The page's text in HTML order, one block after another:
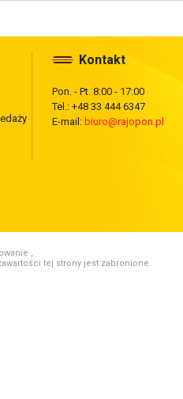
Kontakt
Pon. - Pt. 8:00 - 17:00
Tel.: +48 33 444 6347
E-mail: biuro@rajopon.pl
,
tej strony jest zabronione.